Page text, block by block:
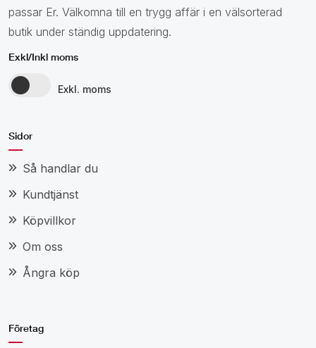
passar Er. Välkomna till en trygg affär i en välsorterad
butik under ständig uppdatering.
Exkl/Inkl moms
Exkl. moms
Sidor
Så handlar du
Kundtjänst
Köpvillkor
Om oss
Ångra köp
Företag